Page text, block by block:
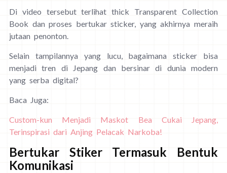
Di video tersebut terlihat thick Transparent Collection
Book dan proses bertukar sticker, yang akhirnya meraih
jutaan penonton.
Selain tampilannya yang lucu, bagaimana sticker bisa
menjadi tren di Jepang dan bersinar di dunia modern
yang serba digital?
Baca Juga:
Custom-kun Menjadi Maskot Bea Cukai Jepang,
Terinspirasi dari Anjing Pelacak Narkoba!
Bertukar Stiker Termasuk Bentuk
Komunikasi